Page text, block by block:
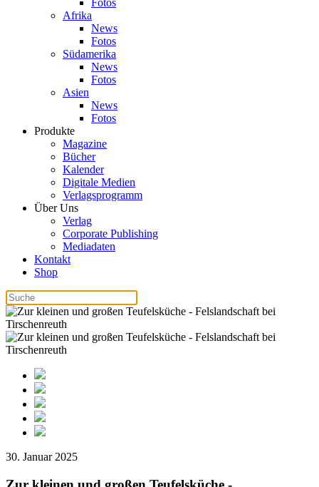
Fotos
Afrika
News
Fotos
Südamerika
News
Fotos
Asien
News
Fotos
Produkte
Magazine
Bücher
Kalender
Digitale Medien
Verlagsprogramm
Über Uns
Verlag
Corporate Publishing
Mediadaten
Kontakt
Shop
30. Januar 2025